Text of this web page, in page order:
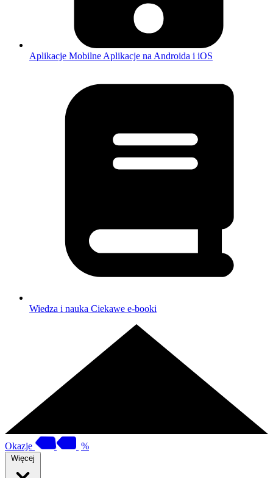
Aplikacje Mobilne Aplikacje na Androida i iOS
Wiedza i nauka Ciekawe e-booki
Okazje %
Więcej